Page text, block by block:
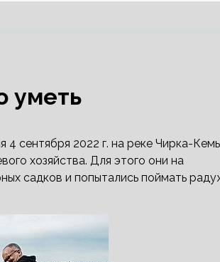
уметь
сентября 2022 г. на реке Чирка-
хозяйства. Для этого они на
садков и попытались поймать